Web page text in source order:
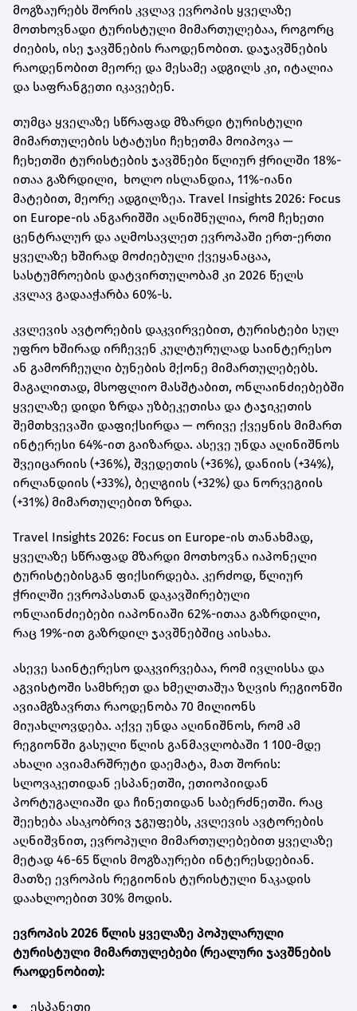
მოგზაურებს შორის კვლავ ევროპის ყველაზე
მოთხოვნადი ტურისტული მიმართულებაა, როგორც
ძიების, ისე ჯავშნების რაოდენობით. დაჯავშნების
რაოდენობით მეორე და მესამე ადგილს კი, იტალია
და საფრანგეთი იკავებენ.
თუმცა ყველაზე სწრაფად მზარდი ტურისტული
მიმართულების სტატუსი ჩეხეთმა მოიპოვა —
ჩეხეთში ტურისტების ჯავშნები წლიურ ჭრილში 18%-
ითაა გაზრდილი, ხოლო ისლანდია, 11%-იანი
მატებით, მეორე ადგილზეა. Travel Insights 2026: Focus
on Europe-ის ანგარიშში აღნიშნულია, რომ ჩეხეთი
ცენტრალურ და აღმოსავლეთ ევროპაში ერთ-ერთი
ყველაზე ხშირად მოძიებული ქვეყანაცაა,
სასტუმროების დატვირთულობამ კი 2026 წელს
კვლავ გადააჭარბა 60%-ს.
კვლევის ავტორების დაკვირვებით, ტურისტები სულ
უფრო ხშირად ირჩევენ კულტურულად საინტერესო
ან გამორჩეული ბუნების მქონე მიმართულებებს.
მაგალითად, მსოფლიო მასშტაბით, ონლაინძიებებში
ყველაზე დიდი ზრდა უზბეკეთისა და ტაჯიკეთის
შემთხვევაში დაფიქსირდა — ორივე ქვეყნის მიმართ
ინტერესი 64%-ით გაიზარდა. ასევე უნდა აღინიშნოს
შვეიცარიის (+36%), შვედეთის (+36%), დანიის (+34%),
ირლანდიის (+33%), ბელგიის (+32%) და ნორვეგიის
(+31%) მიმართულებით ზრდა.
Travel Insights 2026: Focus on Europe-ის თანახმად,
ყველაზე სწრაფად მზარდი მოთხოვნა იაპონელი
ტურისტებისგან ფიქსირდება. კერძოდ, წლიურ
ჭრილში ევროპასთან დაკავშირებული
ონლაინძიებები იაპონიაში 62%-ითაა გაზრდილი,
რაც 19%-ით გაზრდილ ჯავშნებშიც აისახა.
ასევე საინტერესო დაკვირვებაა, რომ ივლისსა და
აგვისტოში სამხრეთ და ხმელთაშუა ზღვის რეგიონში
ავიამგზავრთა რაოდენობა 70 მილიონს
მიუახლოვდება. აქვე უნდა აღინიშნოს, რომ ამ
რეგიონში გასული წლის განმავლობაში 1 100-მდე
ახალი ავიამარშრუტი დაემატა, მათ შორის:
სლოვაკეთიდან ესპანეთში, ეთიოპიიდან
პორტუგალიაში და ჩინეთიდან საბერძნეთში. რაც
შეეხება ასაკობრივ ჯგუფებს, კვლევის ავტორების
აღნიშვნით, ევროპული მიმართულებებით ყველაზე
მეტად 46-65 წლის მოგზაურები ინტერესდებიან.
მათზე ევროპის რეგიონის ტურისტული ნაკადის
დაახლოებით 30% მოდის.
ევროპის 2026 წლის ყველაზე პოპულარული
ტურისტული მიმართულებები (რეალური ჯავშნების
რაოდენობით):
ესპანეთი